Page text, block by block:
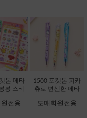
몬 메타
봉 스티
전용
1500 포켓몬 피카
츄로 변신한 메타
(1500X36EA) [C1-
도매회원전용